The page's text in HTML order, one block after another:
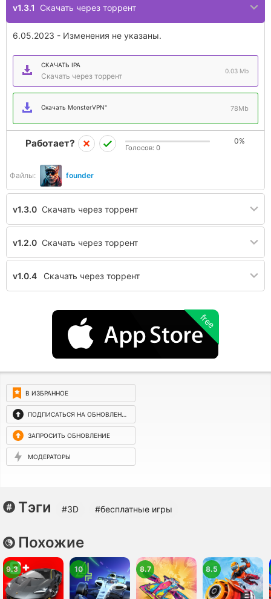
v1.3.1 Скачать через торрент
6.05.2023 - Изменения не указаны.
СКАЧАТЬ IPA
Скачать через торрент
0.03 Mb
Скачать MonsterVPN" 78Mb
Файлы: founder
Работает? 0%
Голосов: 0
v1.3.0 Скачать через торрент
v1.2.0 Скачать через торрент
v1.0.4 Скачать через торрент
free
В ИЗБРАННОЕ
ПОДПИСАТЬСЯ НА ОБНОВЛЕНИЯ
ЗАПРОСИТЬ ОБНОВЛЕНИЕ
МОДЕРАТОРЫ
Тэги #3D #бесплатные игры
Похожие
9.3 10 8.7 8.5